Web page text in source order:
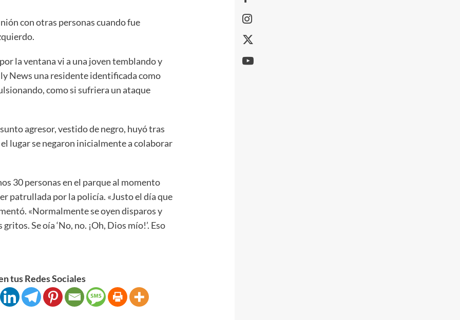
con otras personas cuando fue
la ventana vi a una joven temblando y
News una residente identificada como
como si sufriera un ataque
agresor, vestido de negro, huyó tras
lugar se negaron inicialmente a colaborar
30 personas en el parque al momento
patrullada por la policía. «Justo el día que
«Normalmente se oyen disparos y
Se oía ‘No, no. ¡Oh, Dios mío!’. Eso
tus Redes Sociales